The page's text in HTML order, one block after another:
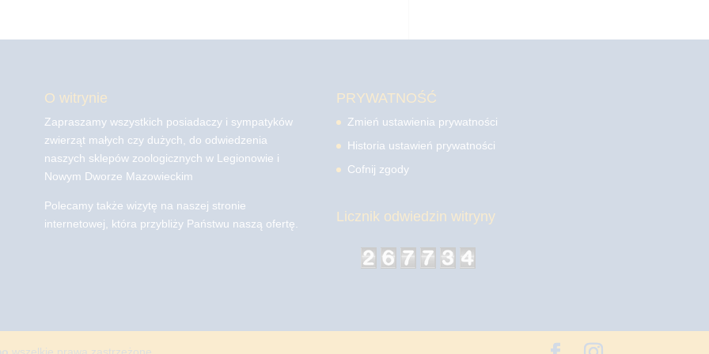
O witrynie
Zapraszamy wszystkich posiadaczy i sympatyków
zwierząt małych czy dużych, do odwiedzenia
naszych sklepów zoologicznych w Legionowie i
Nowym Dworze Mazowieckim
Polecamy także wizytę na naszej stronie
internetowej, która przybliży Państwu naszą ofertę.
PRYWATNOŚĆ
Zmień ustawienia prywatności
Historia ustawień prywatności
Cofnij zgody
Licznik odwiedzin witryny